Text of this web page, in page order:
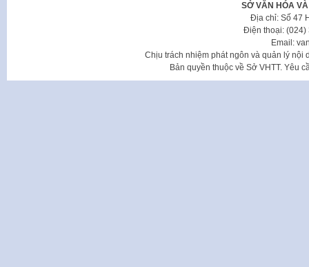
SỞ VĂN HÓA
Địa chỉ: Số 47
Điện thoại: (024)
Email:
Chịu trách nhiệm phát ngôn và quản lý nội
Bản quyền thuộc về Sở VHTT. Yêu